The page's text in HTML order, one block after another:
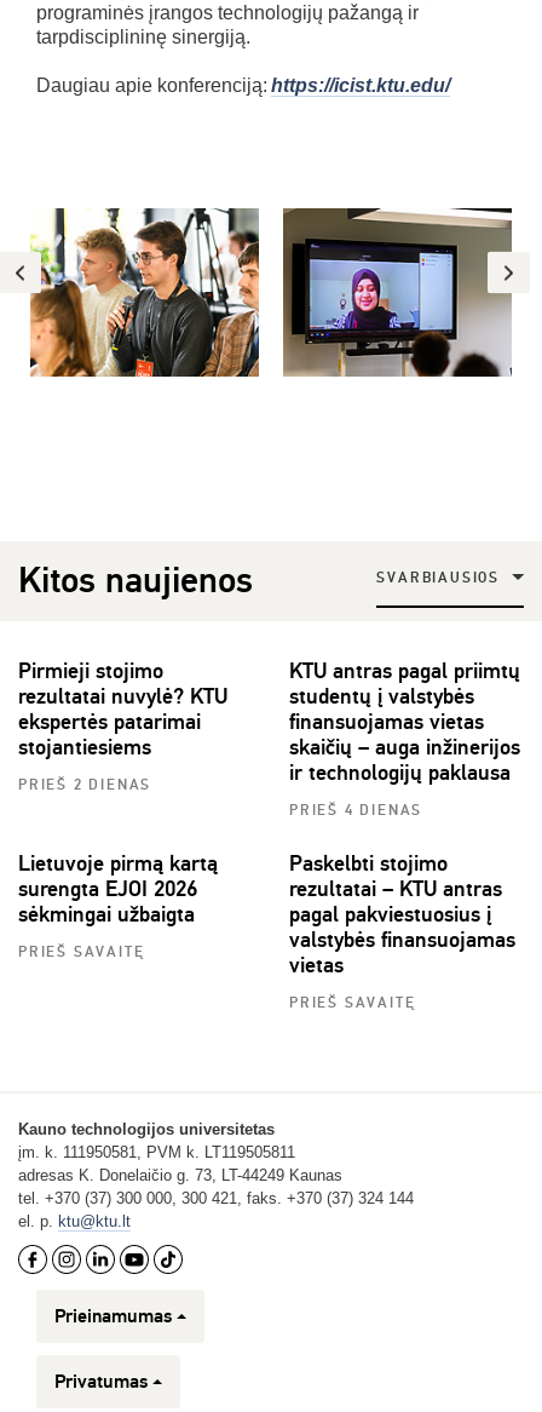
programinės įrangos technologijų pažangą ir
tarpdisciplininę sinergiją.
Daugiau apie konferenciją: https://icist.ktu.edu/
Kitos naujienos SVARBIAUSIOS
Pirmieji stojimo
rezultatai nuvylė? KTU
ekspertės patarimai
stojantiesiems
PRIEŠ 2 DIENAS
KTU antras pagal priimtų
studentų į valstybės
finansuojamas vietas
skaičių – auga inžinerijos
ir technologijų paklausa
PRIEŠ 4 DIENAS
Lietuvoje pirmą kartą
surengta EJOI 2026
sėkmingai užbaigta
PRIEŠ SAVAITĘ
Paskelbti stojimo
rezultatai – KTU antras
pagal pakviestuosius į
valstybės finansuojamas
vietas
PRIEŠ SAVAITĘ
Kauno technologijos universitetas
įm. k. 111950581, PVM k. LT119505811
adresas K. Donelaičio g. 73, LT-44249 Kaunas
tel. +370 (37) 300 000, 300 421, faks. +370 (37) 324 144
el. p. ktu@ktu.lt
Prieinamumas
Privatumas